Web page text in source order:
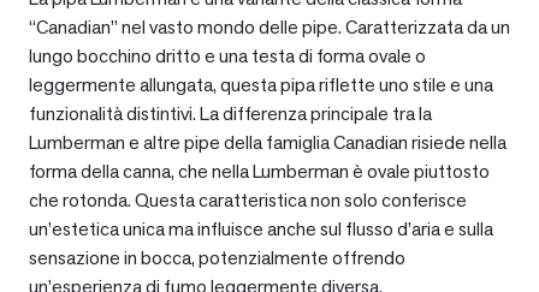
“Canadian” nel vasto mondo delle pipe. Caratterizzata da un
lungo bocchino dritto e una testa di forma ovale o
leggermente allungata, questa pipa riflette uno stile e una
funzionalità distintivi. La differenza principale tra la
Lumberman e altre pipe della famiglia Canadian risiede nella
forma della canna, che nella Lumberman è ovale piuttosto
che rotonda. Questa caratteristica non solo conferisce
un’estetica unica ma influisce anche sul flusso d’aria e sulla
sensazione in bocca, potenzialmente offrendo
un’esperienza di fumo leggermente diversa.